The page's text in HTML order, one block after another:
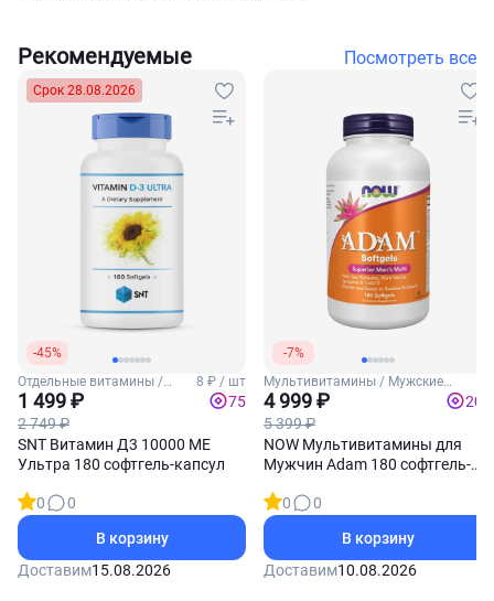
Рекомендуемые Посмотреть все
Срок 28.08.2026
-45%
Отдельные витамины /
Витамин Д3
8 ₽ / шт
1 499 ₽
2 749 ₽
75
SNT Витамин Д3 10000 МЕ
Ультра 180 софтгель-капсул
0
0
В корзину
Доставим15.08.2026
-7%
Мультивитамины / Мужские
витамины
4 999 ₽
5 399 ₽
200
NOW Мультивитамины для
Мужчин Adam 180 софтгель-
0
0
В корзину
Доставим10.08.2026